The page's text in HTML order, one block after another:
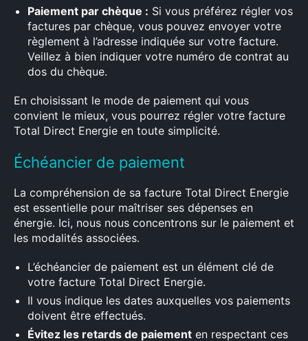
Paiement par chèque : Si vous préférez régler vos
factures par chèque, vous pouvez envoyer votre
règlement à l’adresse indiquée sur votre facture.
Veillez à bien indiquer votre numéro de contrat au
dos du chèque.
En choisissant le mode de paiement qui vous
convient le mieux, vous pourrez régler votre facture
Total Direct Energie en toute simplicité.
Échéancier de paiement
La compréhension de sa facture Total Direct Energie
est essentielle pour maîtriser ses dépenses en
énergie. Ici, nous nous concentrons sur le paiement et
les modalités associées.
L’échéancier de paiement est un élément clé de
votre facture Total Direct Energie.
Il vous indique les dates auxquelles vos paiements
doivent être effectués.
Évitez les retards de paiement en respectant ces